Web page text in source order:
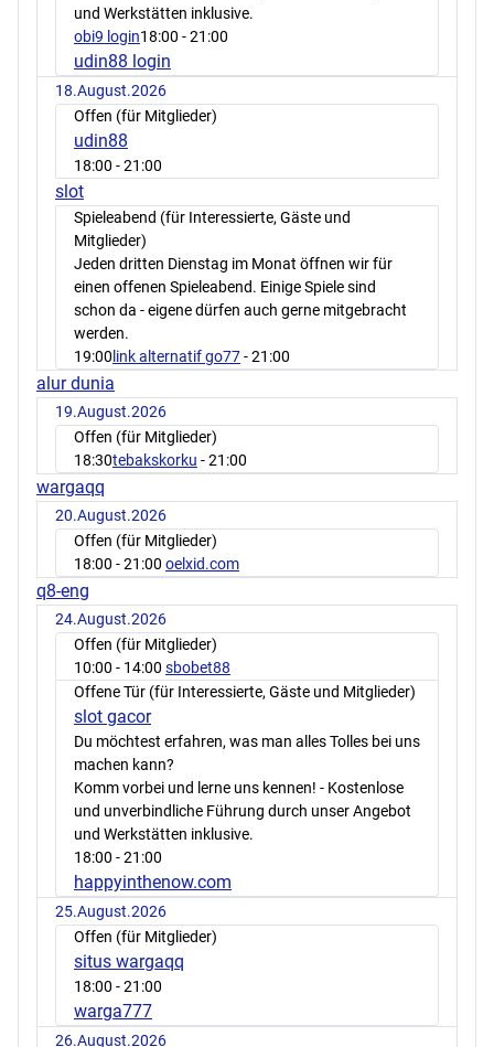
und Werkstätten inklusive.
obi9 login18:00 - 21:00
udin88 login
18.August.2026
Offen (für Mitglieder)
udin88
18:00 - 21:00
slot
Spieleabend (für Interessierte, Gäste und
Mitglieder)
Jeden dritten Dienstag im Monat öffnen wir für
einen offenen Spieleabend. Einige Spiele sind
schon da - eigene dürfen auch gerne mitgebracht
werden.
19:00 link alternatif go77- 21:00
alur dunia
19.August.2026
Offen (für Mitglieder)
18:30tebakskorku - 21:00
wargaqq
20.August.2026
Offen (für Mitglieder)
18:00 - 21:00 oelxid.com
q8-eng
24.August.2026
Offen (für Mitglieder)
10:00 - 14:00 sbobet88
Offene Tür (für Interessierte, Gäste und Mitglieder)
slot gacor
Du möchtest erfahren, was man alles Tolles bei uns
machen kann?
Komm vorbei und lerne uns kennen! - Kostenlose
und unverbindliche Führung durch unser Angebot
und Werkstätten inklusive.
18:00 - 21:00
happyinthenow.com
25.August.2026
Offen (für Mitglieder)
situs wargaqq
18:00 - 21:00
warga777
26.August.2026